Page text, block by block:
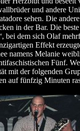
und andere
sehen. Die
in der Bar. Die
bei dem sich Olaf
Effekt
namens Melanie
Fünf.
mit der folgenden
auf fünfzig Minuten